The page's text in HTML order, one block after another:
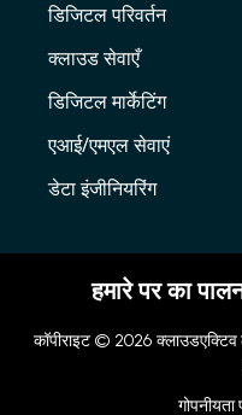
डिजिटल परिवर्तन
क्लाउड सेवाएँ
डिजिटल मार्केटिंग
एआई/एमएल सेवाएं
डेटा इंजीनियरिंग
हमारे पर का
कॉपीराइट © 2026 क्लाउडएक्टिव
गोपनीयता